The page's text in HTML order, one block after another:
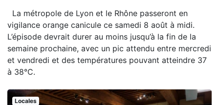
La métropole de Lyon et le Rhône passeront en
vigilance orange canicule ce samedi 8 août à midi.
L’épisode devrait durer au moins jusqu’à la fin de la
semaine prochaine, avec un pic attendu entre mercredi
et vendredi et des températures pouvant atteindre 37
à 38°C.
Locales